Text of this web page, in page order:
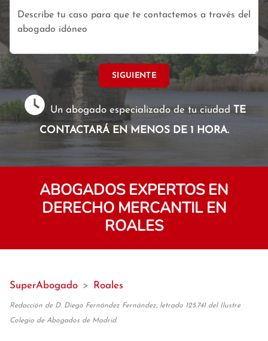
SIGUIENTE
Un abogado especializado de tu ciudadTE
CONTACTARÁ EN MENOS DE 1 HORA.
ABOGADOS EXPERTOS EN
DERECHO MERCANTIL EN
ROALES
SuperAbogado > Roales
Redacción de D. Diego Fernández Fernández, letrado 125.741 del Ilustre
Colegio de Abogados de Madrid.